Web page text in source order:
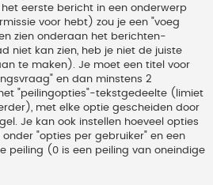
eerste bericht in een onderwerp
voor hebt) zou je een "voeg
zien onderaan het berichten-
niet kan zien, heb je niet de juiste
te maken). Je moet een titel voor
en dan minstens 2
"peilingopties"-tekstgedeelte (limiet
met elke optie gescheiden door
Je kan ook instellen hoeveel opties
"opties per gebruiker" en een
peiling (0 is een peiling van oneindige